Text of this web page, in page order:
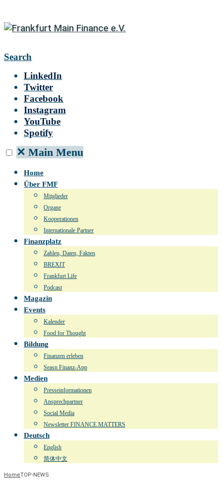
Search
LinkedIn
Twitter
Facebook
Instagram
YouTube
Spotify
✕ Main Menu
Home
Über FMF
Mitglieder
Organe
Kooperationen
Internationale Partner
Finanzplatz
Zahlen, Daten, Fakten
BREXIT
Frankfurt Life
Podcast
Magazin
Events
Kalender
Food for Thought
Bildung
Finanzen erleben
Seasn Finanz-App
Medien
Presseinformationen
Ansprechpartner
Social Media
Newsletter FINANCE MATTERS
Deutsch
English
简体中文
HomeTOP-NEWS